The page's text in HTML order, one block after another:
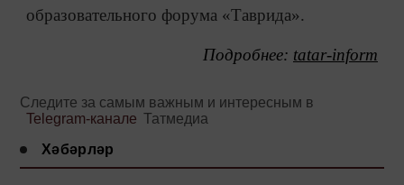
образовательного форума «Таврида».
Подробнее: tatar-inform
Следите за самым важным и интересным в
Telegram-канале Татмедиа
Хәбәрләр